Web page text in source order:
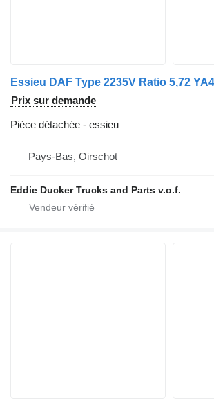
Prix sur demande
Pièce détachée - essieu
Pays-Bas, Oirschot
Eddie Ducker Trucks and Parts v.o.f.